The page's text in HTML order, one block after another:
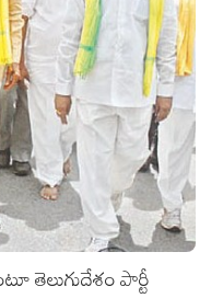
తెలుగుదేశం పార్టీ